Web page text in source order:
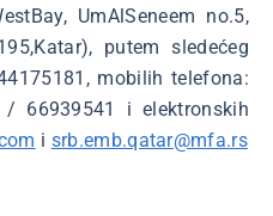
UmAlSeneem no.5,
putem sledećeg
mobilih telefona:
66939541 i elektronskih
i srb.emb.qatar@mfa.rs